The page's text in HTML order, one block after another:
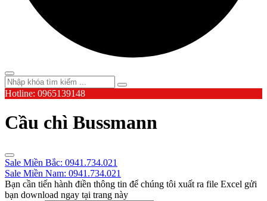
Hotline: 0965139148
Cầu chì Bussmann
Sale Miền Bắc: 0941.734.021
Sale Miền Nam: 0941.734.021
Bạn cần tiến hành điền thông tin để chúng tôi xuất ra file Excel gửi
bạn download ngay tại trang này